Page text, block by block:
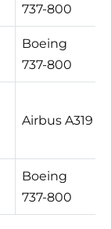
737-800
Boeing
737-800
Airbus A319
Boeing
737-800